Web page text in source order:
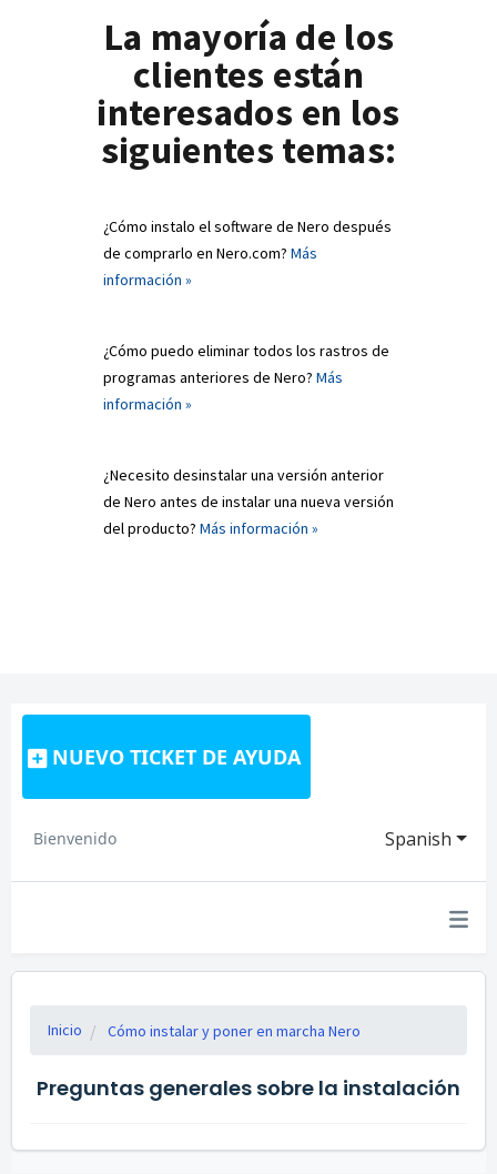
La mayoría de los
clientes están
interesados en los
siguientes temas:
¿Cómo instalo el software de Nero después
de comprarlo en Nero.com? Más
información »
¿Cómo puedo eliminar todos los rastros de
programas anteriores de Nero? Más
información »
¿Necesito desinstalar una versión anterior
de Nero antes de instalar una nueva versión
del producto? Más información »
NUEVO TICKET DE AYUDA
Spanish
Bienvenido
Inicio Cómo instalar y poner en marcha Nero
Preguntas generales sobre la instalación